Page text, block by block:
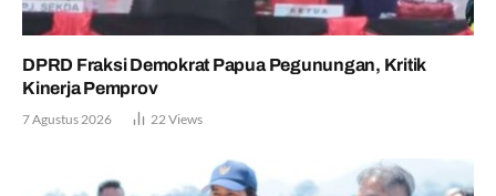
DPRD Fraksi Demokrat Papua Pegunungan, Kritik
Kinerja Pemprov
7 Agustus 2026 22 Views